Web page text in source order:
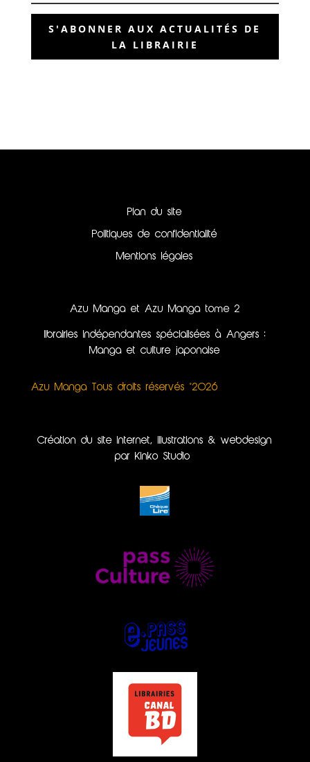
S'ABONNER AUX ACTUALITÉS DE
LA LIBRAIRIE
Plan du site
Politiques de confidentialité
Mentions légales
Azu Manga et Azu Manga tome 2
librairies indépendantes spécialisées à Angers :
Manga et culture japonaise
Azu Manga Tous droits réservés ©2026
Création du site internet, illustrations & webdesign
par Kinko Studio